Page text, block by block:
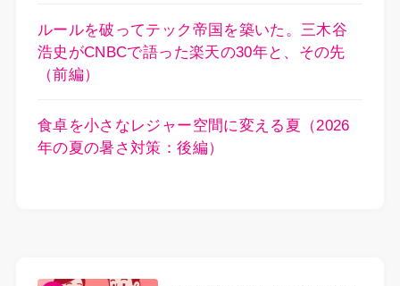
ルールを破ってテック帝国を築いた。三木谷
浩史がCNBCで語った楽天の30年と、その先
（前編）
食卓を小さなレジャー空間に変える夏（2026
年の夏の暑さ対策：後編）